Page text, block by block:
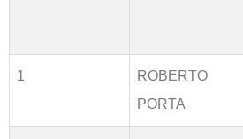
1
ROBERTO
PORTA